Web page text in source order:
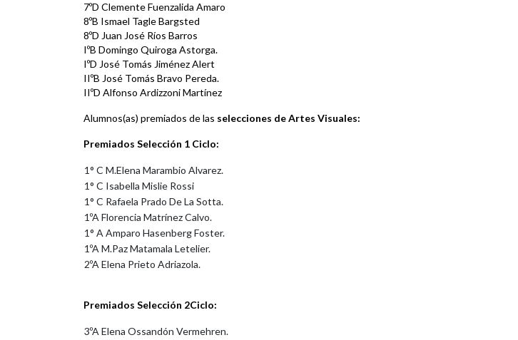
7ºD Clemente Fuenzalida Amaro
8ºB Ismael Tagle Bargsted
8ºD Juan José Ríos Barros
IºB Domingo Quiroga Astorga.
IºD José Tomás Jiménez Alert
IIºB José Tomás Bravo Pereda.
IIºD Alfonso Ardizzoni Martínez
Alumnos(as) premiados de las selecciones de Artes Visuales:
Premiados Selección 1 Ciclo:
1° C M.Elena Marambio Alvarez.
1° C Isabella Mislie Rossi
1° C Rafaela Prado De La Sotta.
1ºA Florencia Matrínez Calvo.
1° A Amparo Hasenberg Foster.
1ºA M.Paz Matamala Letelier.
2ºA Elena Prieto Adriazola.
Premiados Selección 2Ciclo:
3ºA Elena Ossandón Vermehren.